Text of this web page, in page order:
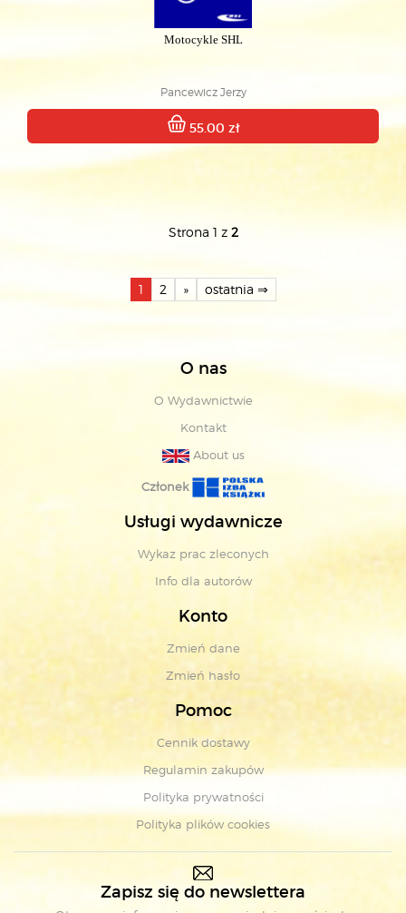
Motocykle SHL
Pancewicz Jerzy
55.00 zł
Strona 1 z 2
1 2 » ostatnia ⇒
O nas
O Wydawnictwie
Kontakt
About us
Członek
Usługi wydawnicze
Wykaz prac zleconych
Info dla autorów
Konto
Zmień dane
Zmień hasło
Pomoc
Cennik dostawy
Regulamin zakupów
Polityka prywatności
Polityka plików cookies
Zapisz się do newslettera